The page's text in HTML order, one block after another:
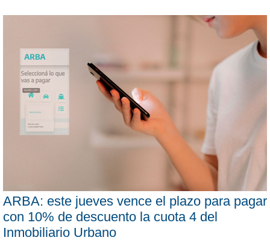
ARBA: este jueves vence el plazo para pagar
con 10% de descuento la cuota 4 del
Inmobiliario Urbano